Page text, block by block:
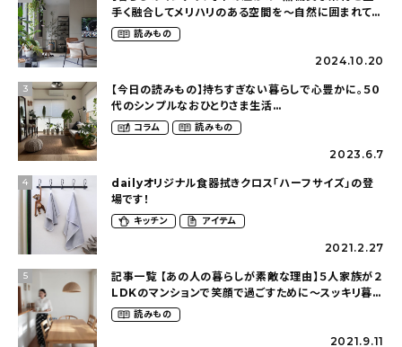
手く融合してメリハリのある空間を〜自然に囲まれて暮
らす（ki_no_ieさん）
読みもの
2024.10.20
3
【今日の読みもの】持ちすぎない暮らしで心豊かに。５０
代のシンプルなおひとりさま生活
（ohitorisama_kurasiさん）
コラム 読みもの
2023.6.7
4
dailyオリジナル食器拭きクロス「ハーフサイズ」の登
場です！
キッチン アイテム
2021.2.27
5
記事一覧 【あの人の暮らしが素敵な理由】５人家族が２
LDKのマンションで笑顔で過ごすために〜スッキリ暮ら
す（hm_no.ieさん）
読みもの
2021.9.11